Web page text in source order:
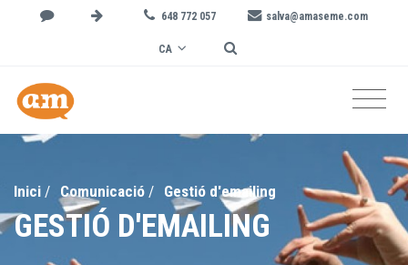
648 772 057 salva@amaseme.com
CA
Inici / Comunicació / Gestió d'emailing
GESTIÓ D'EMAILING